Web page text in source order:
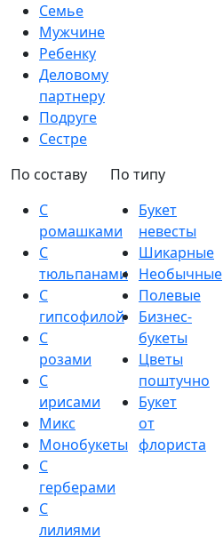
Семье
Мужчине
Ребенку
Деловому
партнеру
Подруге
Сестре
По составу
С
ромашками
С
тюльпанами
С
гипсофилой
С
розами
С
ирисами
Микс
Монобукеты
С
герберами
С
лилиями
По типу
Букет
невесты
Шикарные
Необычные
Полевые
Бизнес-
букеты
Цветы
поштучно
Букет
от
флориста